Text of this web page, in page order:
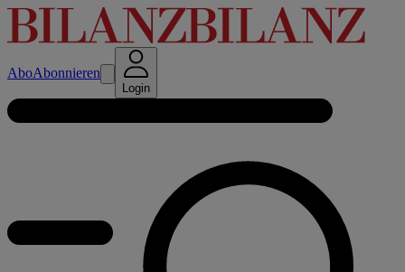
AboAbonnieren
Login